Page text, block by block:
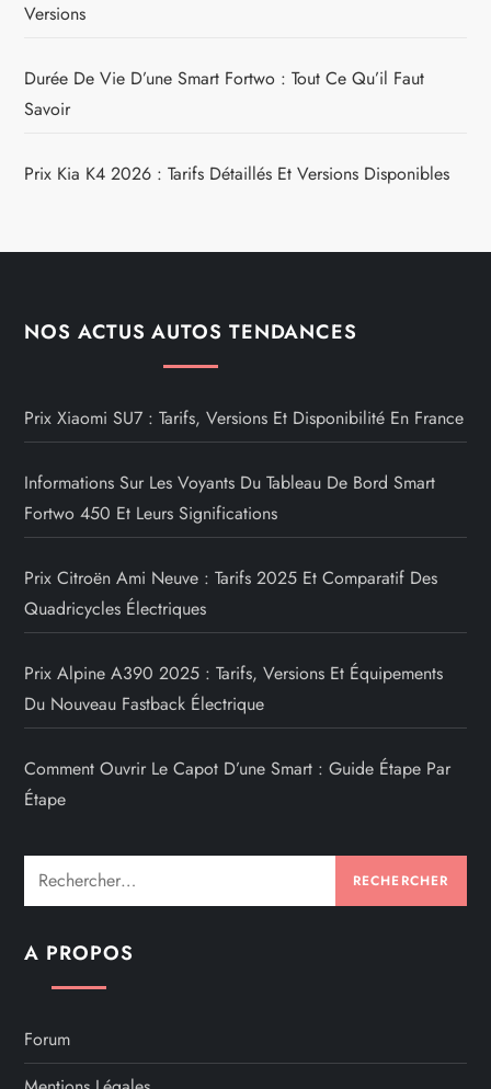
Versions
Durée De Vie D’une Smart Fortwo : Tout Ce Qu’il Faut
Savoir
Prix Kia K4 2026 : Tarifs Détaillés Et Versions Disponibles
NOS ACTUS AUTOS TENDANCES
Prix Xiaomi SU7 : Tarifs, Versions Et Disponibilité En France
Informations Sur Les Voyants Du Tableau De Bord Smart
Fortwo 450 Et Leurs Significations
Prix Citroën Ami Neuve : Tarifs 2025 Et Comparatif Des
Quadricycles Électriques
Prix Alpine A390 2025 : Tarifs, Versions Et Équipements
Du Nouveau Fastback Électrique
Comment Ouvrir Le Capot D’une Smart : Guide Étape Par
Étape
Rechercher :
A PROPOS
Forum